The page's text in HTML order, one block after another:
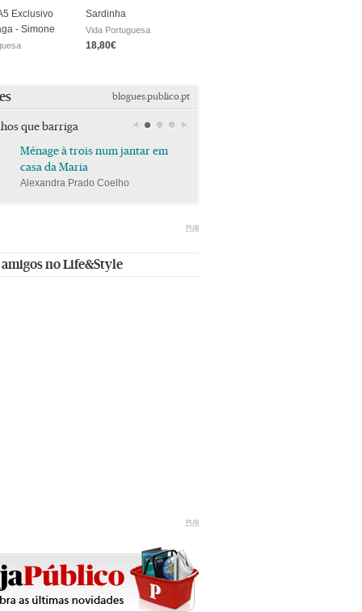
Exclusivo
- Simone
Sardinha
Vida Portuguesa
18,80€
blogues.publico.pt
que barriga
Ménage à trois num jantar em
casa da Maria
Alexandra Prado Coelho
PUB
amigos no Life&Style
PUB